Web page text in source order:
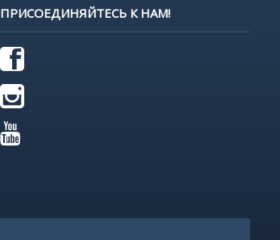
ПРИСОЕДИНЯЙТЕСЬ К НАМ!